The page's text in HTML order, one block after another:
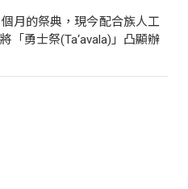
月的祭典，現今配合族人工
「勇士祭(Ta‘avala)」凸顯辦